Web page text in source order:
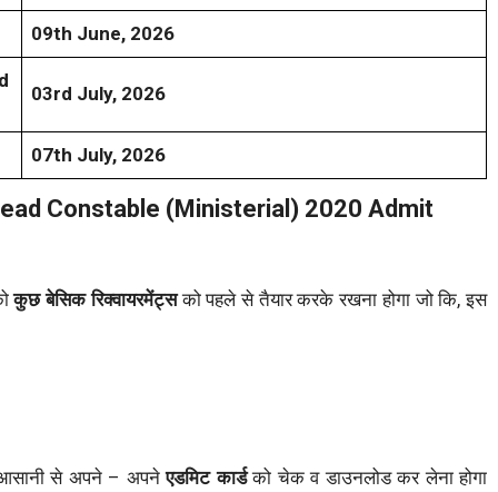
09th June, 2026
03rd July, 2026
07th July, 2026
Constable (Ministerial) 2020 Admit
कुछ बेसिक रिक्वायरमेंट्सको पहले से तैयार करके रखना होगा जो कि, इस
से अपने – अपनेएडमिट कार्डको चेक व डाउनलोड कर लेना होगा